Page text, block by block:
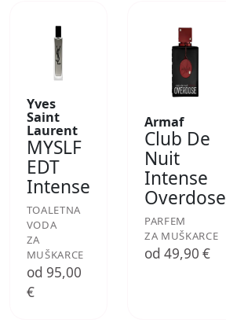
Yves
Saint
Laurent
MYSLF
EDT
Intense
TOALETNA
VODA
ZA
MUŠKARCE
od 95,00
€
Armaf
Club De
Nuit
Intense
Overdose
PARFEM
ZA MUŠKARCE
od 49,90 €